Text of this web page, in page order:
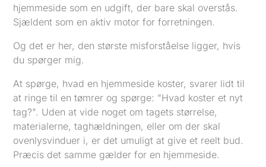
hjemmeside som en udgift, der bare skal overstås.
Sjældent som en aktiv motor for forretningen.
Og det er her, den største misforståelse ligger, hvis
du spørger mig.
At spørge, hvad en hjemmeside koster, svarer lidt til
at ringe til en tømrer og spørge: "Hvad koster et nyt
tag?". Uden at vide noget om tagets størrelse,
materialerne, taghældningen, eller om der skal
ovenlysvinduer i, er det umuligt at give et reelt bud.
Præcis det samme gælder for en hjemmeside.